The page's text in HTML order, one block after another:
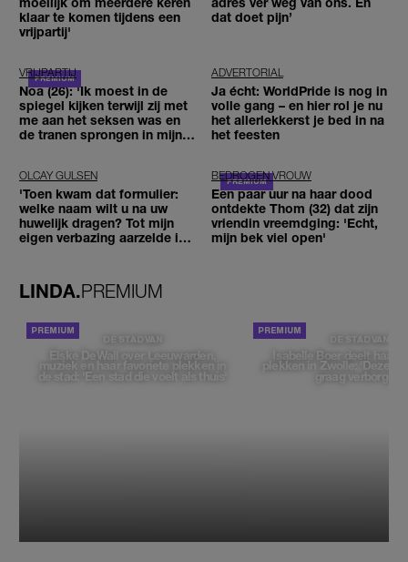
klaar te komen tijdens een
vrijpartij'
dat doet pijn’
VRIJPARTIJ
Noa (26): 'Ik moest in de
spiegel kijken terwijl zij met
me aan het seksen was en
de tranen sprongen in mijn
ADVERTORIAL
Ja écht: WorldPride is nog in
volle gang – en hier rol je nu
het allerlekkerst je bed in na
het feesten
OLCAY GULSEN
'Toen kwam dat formulier:
welke naam wilt u na uw
huwelijk dragen? Tot mijn
eigen verbazing aarzelde ik
BEDROGEN VROUW
Een paar uur na haar dood
ontdekte Thom (32) dat zijn
vriendin vreemdging: 'Echt,
mijn bek viel open'
LINDA.PREMIUM
DE STAD VAN
Elske DeWall over Leeuwarden,
muziek en haar favoriete plekken in
de stad: 'Een stad die voelt als thuis'
DE STAD VAN
Isabelle Boer deelt haar
plekken in Zwolle: 'Deze
graag verborgen'